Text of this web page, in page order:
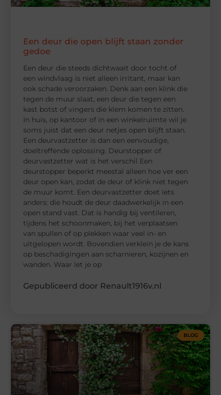
Een deur die open blijft staan zonder
gedoe
Een deur die steeds dichtwaait door tocht of
een windvlaag is niet alleen irritant, maar kan
ook schade veroorzaken. Denk aan een klink die
tegen de muur slaat, een deur die tegen een
kast botst of vingers die klem komen te zitten.
In huis, op kantoor of in een winkelruimte wil je
soms juist dat een deur netjes open blijft staan.
Een deurvastzetter is dan een eenvoudige,
doeltreffende oplossing. Deurstopper of
deurvastzetter wat is het verschil Een
deurstopper beperkt meestal alleen hoe ver een
deur open kan, zodat de deur of klink niet tegen
de muur komt. Een deurvastzetter doet iets
anders: die houdt de deur daadwerkelijk in een
open stand vast. Dat is handig bij ventileren,
tijdens het schoonmaken, bij het verplaatsen
van spullen of op plekken waar veel in- en
uitgelopen wordt. Bovendien verklein je de kans
op beschadigingen aan scharnieren, kozijnen en
wanden. Waar let je op
Gepubliceerd door Renault1916v.nl
BLOG